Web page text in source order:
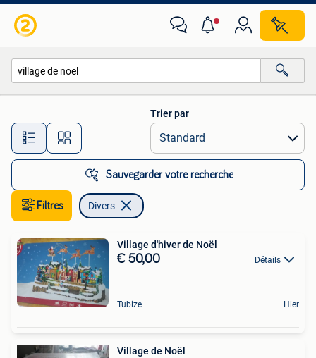
Toutes les distances…
Trier par
Sauvegarder votre recherche
Filtres Divers
Village d'hiver de Noël
€ 50,00 Détails
Tubize Hier
Village de Noël